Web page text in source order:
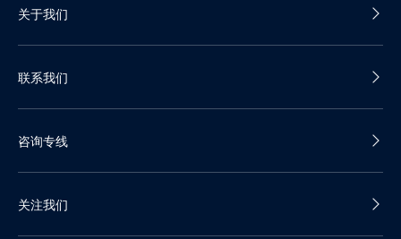
产品白皮书
关于我们
公司介绍
加入我们
联系我们
销售热线：400-688-5600
咨询专线
关注我们